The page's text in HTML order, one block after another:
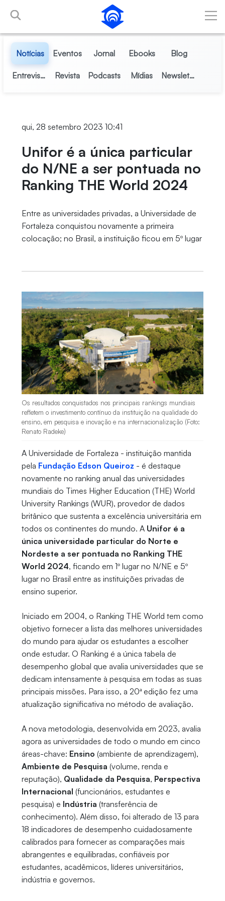
Pular para o Conteúdo principal
Notícias Eventos Jornal Ebooks Blog
Entrevistas Revista Podcasts Mídias Newsletter
qui, 28 setembro 2023 10:41
Unifor é a única particular
do N/NE a ser pontuada no
Ranking THE World 2024
Entre as universidades privadas, a Universidade de
Fortaleza conquistou novamente a primeira
colocação; no Brasil, a instituição ficou em 5º lugar
Os resultados conquistados nos principais rankings mundiais
refletem o investimento contínuo da instituição na qualidade do
ensino, em pesquisa e inovação e na internacionalização (Foto:
Renato Radeke)
A Universidade de Fortaleza - instituição mantida
pela Fundação Edson Queiroz - é destaque
novamente no ranking anual das universidades
mundiais do Times Higher Education (THE) World
University Rankings (WUR), provedor de dados
britânico que sustenta a excelência universitária em
todos os continentes do mundo. A Unifor é a
única universidade particular do Norte e
Nordeste a ser pontuada no Ranking THE
World 2024, ficando em 1º lugar no N/NE e 5º
lugar no Brasil entre as instituições privadas de
ensino superior.
Iniciado em 2004, o Ranking THE World tem como
objetivo fornecer a lista das melhores universidades
do mundo para ajudar os estudantes a escolher
onde estudar. O Ranking é a única tabela de
desempenho global que avalia universidades que se
dedicam intensamente à pesquisa em todas as suas
principais missões. Para isso, a 20ª edição fez uma
atualização significativa no método de avaliação.
A nova metodologia, desenvolvida em 2023, avalia
agora as universidades de todo o mundo em cinco
áreas-chave: Ensino (ambiente de aprendizagem),
Ambiente de Pesquisa (volume, renda e
reputação), Qualidade da Pesquisa, Perspectiva
Internacional (funcionários, estudantes e
pesquisa) e Indústria (transferência de
conhecimento). Além disso, foi alterado de 13 para
18 indicadores de desempenho cuidadosamente
calibrados para fornecer as comparações mais
abrangentes e equilibradas, confiáveis por
estudantes, acadêmicos, líderes universitários,
indústria e governos.